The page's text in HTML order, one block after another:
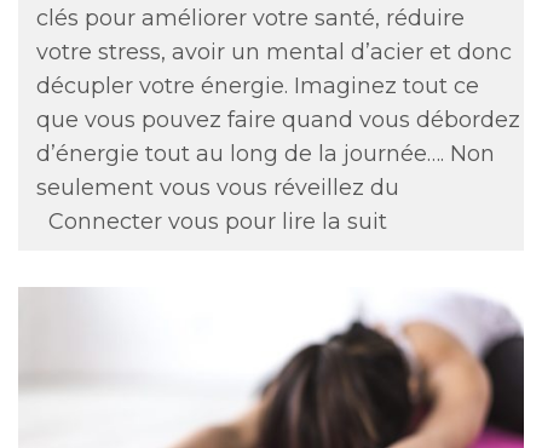
clés pour améliorer votre santé, réduire
votre stress, avoir un mental d’acier et donc
décupler votre énergie. Imaginez tout ce
que vous pouvez faire quand vous débordez
d’énergie tout au long de la journée…. Non
seulement vous vous réveillez du
Connecter vous pour lire la suit